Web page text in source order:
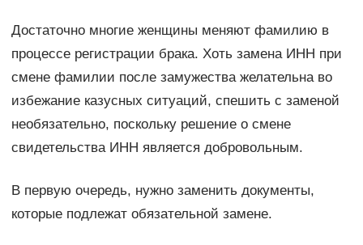
Достаточно многие женщины меняют фамилию в
процессе регистрации брака. Хоть замена ИНН при
смене фамилии после замужества желательна во
избежание казусных ситуаций, спешить с заменой
необязательно, поскольку решение о смене
свидетельства ИНН является добровольным.
В первую очередь, нужно заменить документы,
которые подлежат обязательной замене.